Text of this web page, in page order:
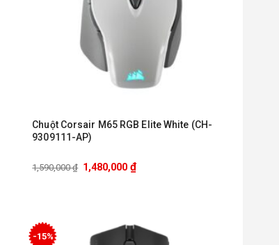
Chuột Corsair M65 RGB Elite White (CH-
9309111-AP)
1,590,000₫ 1,480,000₫
-15%